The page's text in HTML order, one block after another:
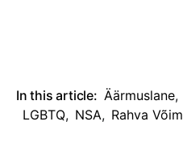
In this article: Äärmuslane,
LGBTQ, NSA, Rahva Võim